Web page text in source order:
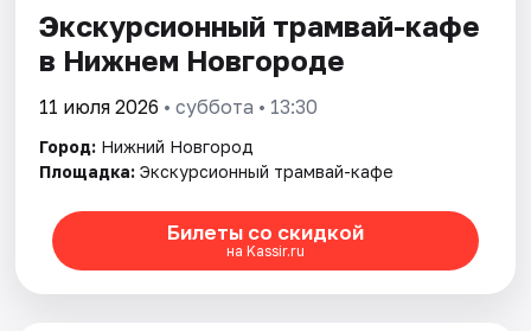
Города
Площадки
Рейтинги
Экскурсионный трамвай-кафе
в Нижнем Новгороде
11 июля 2026 • суббота • 13:30
Город: Нижний Новгород
Площадка: Экскурсионный трамвай-кафе
Билеты со скидкой
на Kassir.ru